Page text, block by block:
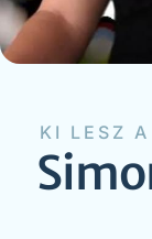
KI LESZ A